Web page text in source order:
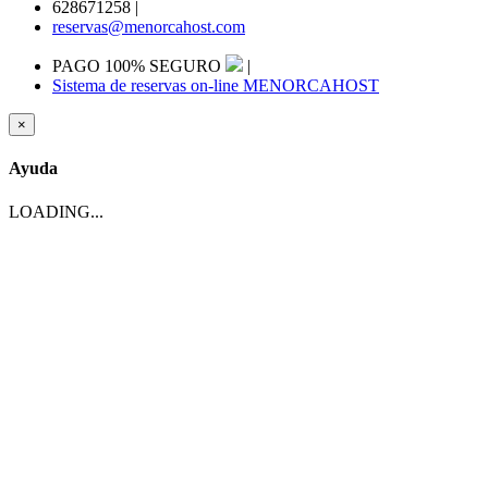
628671258 |
reservas@menorcahost.com
PAGO 100% SEGURO
|
Sistema de reservas on-line MENORCAHOST
×
Ayuda
LOADING...